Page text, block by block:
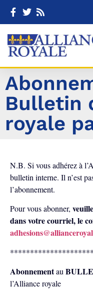
Bulletin
royale
N.B. Si vous adhérez à
bulletin interne. Il n’est
l’abonnement.
Pour vous abonner,
dans votre courriel, le
Abonnementau
l’Alliance royale